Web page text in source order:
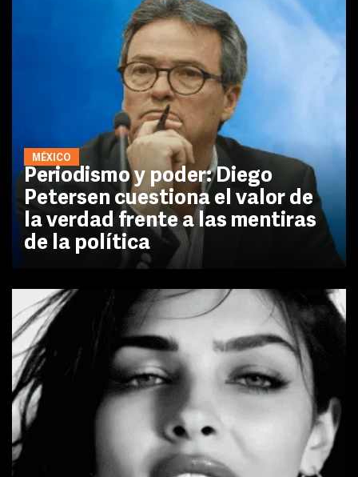
MÉXICO
Periodismo y poder: Diego
Petersen cuestiona el valor de
la verdad frente a las mentiras
de la política